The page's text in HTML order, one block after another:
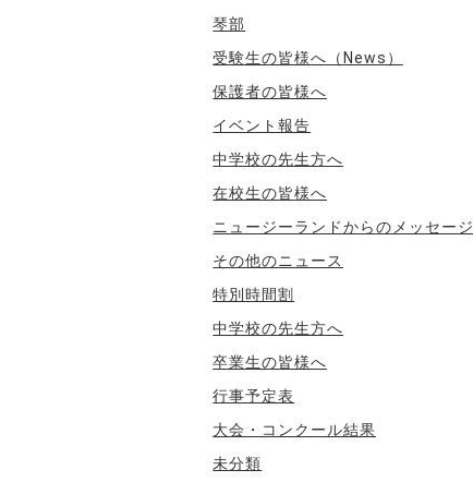
琴部
受験生の皆様へ（News）
保護者の皆様へ
イベント報告
中学校の先生方へ
在校生の皆様へ
ニュージーランドからのメッセージ
その他のニュース
特別時間割
中学校の先生方へ
卒業生の皆様へ
行事予定表
大会・コンクール結果
未分類